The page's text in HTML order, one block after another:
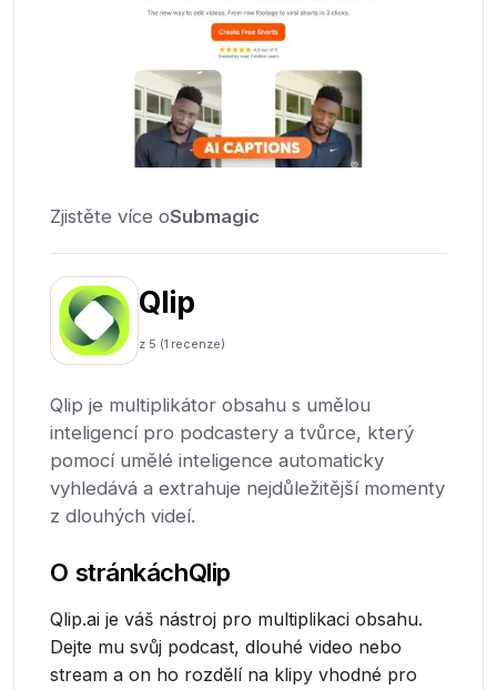
Zjistěte více oSubmagic
Qlip
z 5 (1 recenze)
Qlip je multiplikátor obsahu s umělou
inteligencí pro podcastery a tvůrce, který
pomocí umělé inteligence automaticky
vyhledává a extrahuje nejdůležitější momenty
z dlouhých videí.
O stránkáchQlip
Qlip.ai je váš nástroj pro multiplikaci obsahu.
Dejte mu svůj podcast, dlouhé video nebo
stream a on ho rozdělí na klipy vhodné pro